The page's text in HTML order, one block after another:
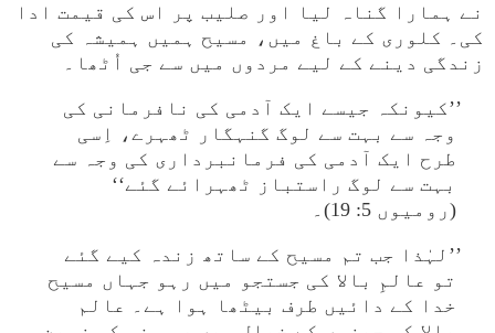
نے ہمارا گناہ لیا اور صلیب پر اس کی قیمت ادا
کی۔ کلوری کے باغ میں، مسیح ہمیں ہمیشہ کی
زندگی دینے کے لیے مردوں میں سے جی اُٹھا۔
’’کیونکہ جیسے ایک آدمی کی نافرمانی کی
وجہ سے بہت سے لوگ گنہگار ٹھہرے، اِسی
طرح ایک آدمی کی فرمانبرداری کی وجہ سے
بہت سے لوگ راستباز ٹھہرائے گئے‘‘
(رومیوں 5: 19)۔
’’لہٰذا جب تم مسیح کے ساتھ زندہ کیے گئے
تو عالمِ بالا کی جستجو میں رہو جہاں مسیح
خدا کے دائیں طرف بیٹھا ہوا ہے۔ عالم